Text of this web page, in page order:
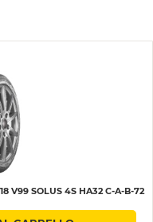
V99 SOLUS 4S HA32 C-A-B-72